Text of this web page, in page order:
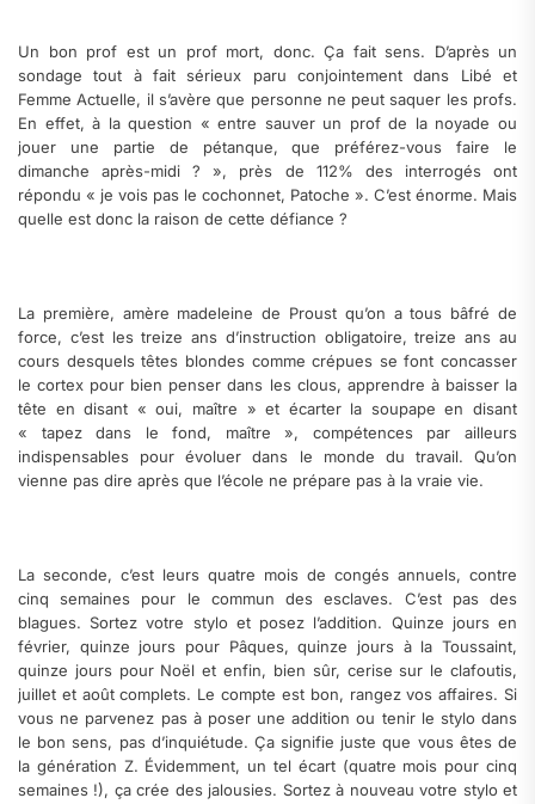
Un bon prof est un prof mort, donc. Ça fait sens. D’après un
sondage tout à fait sérieux paru conjointement dans Libé et
Femme Actuelle, il s’avère que personne ne peut saquer les profs.
En effet, à la question « entre sauver un prof de la noyade ou
jouer une partie de pétanque, que préférez-vous faire le
dimanche après-midi ? », près de 112% des interrogés ont
répondu « je vois pas le cochonnet, Patoche ». C’est énorme. Mais
quelle est donc la raison de cette défiance ?
La première, amère madeleine de Proust qu’on a tous bâfré de
force, c’est les treize ans d’instruction obligatoire, treize ans au
cours desquels têtes blondes comme crépues se font concasser
le cortex pour bien penser dans les clous, apprendre à baisser la
tête en disant « oui, maître » et écarter la soupape en disant
« tapez dans le fond, maître », compétences par ailleurs
indispensables pour évoluer dans le monde du travail. Qu’on
vienne pas dire après que l’école ne prépare pas à la vraie vie.
La seconde, c’est leurs quatre mois de congés annuels, contre
cinq semaines pour le commun des esclaves. C’est pas des
blagues. Sortez votre stylo et posez l’addition. Quinze jours en
février, quinze jours pour Pâques, quinze jours à la Toussaint,
quinze jours pour Noël et enfin, bien sûr, cerise sur le clafoutis,
juillet et août complets. Le compte est bon, rangez vos affaires. Si
vous ne parvenez pas à poser une addition ou tenir le stylo dans
le bon sens, pas d’inquiétude. Ça signifie juste que vous êtes de
la génération Z. Évidemment, un tel écart (quatre mois pour cinq
semaines !), ça crée des jalousies. Sortez à nouveau votre stylo et